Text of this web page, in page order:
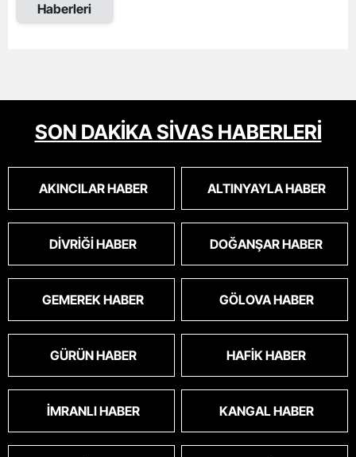
Haberleri
SON DAKİKA SİVAS HABERLERİ
AKINCILAR HABER ALTINYAYLA HABER
DIVRIĞI HABER DOĞANŞAR HABER
GEMEREK HABER GÖLOVA HABER
GÜRÜN HABER HAFIK HABER
İMRANLI HABER KANGAL HABER